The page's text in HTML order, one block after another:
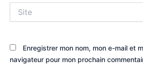
Enregistrer mon nom, mon e-mail et
navigateur pour mon prochain